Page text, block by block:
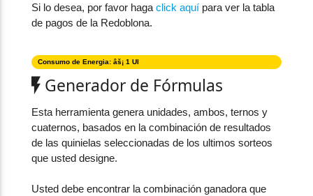
Si lo desea, por favor haga click aquípara ver la tabla
de pagos de la Redoblona.
Consumo de Energia: âš¡ 1 UI
Generador de Fórmulas
Esta herramienta genera unidades, ambos, ternos y
cuaternos, basados en la combinación de resultados
de las quinielas seleccionadas de los ultimos sorteos
que usted designe.
Usted debe encontrar la combinación ganadora que